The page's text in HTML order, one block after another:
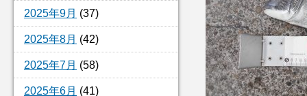
2025年9月 (37)
2025年8月 (42)
2025年7月 (58)
2025年6月 (41)